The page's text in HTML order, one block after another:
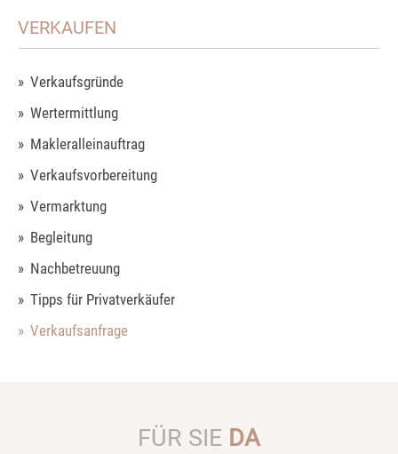
VERKAUFEN
Verkaufsgründe
Wertermittlung
Makleralleinauftrag
Verkaufsvorbereitung
Vermarktung
Begleitung
Nachbetreuung
Tipps für Privatverkäufer
Verkaufsanfrage
FÜR SIE DA